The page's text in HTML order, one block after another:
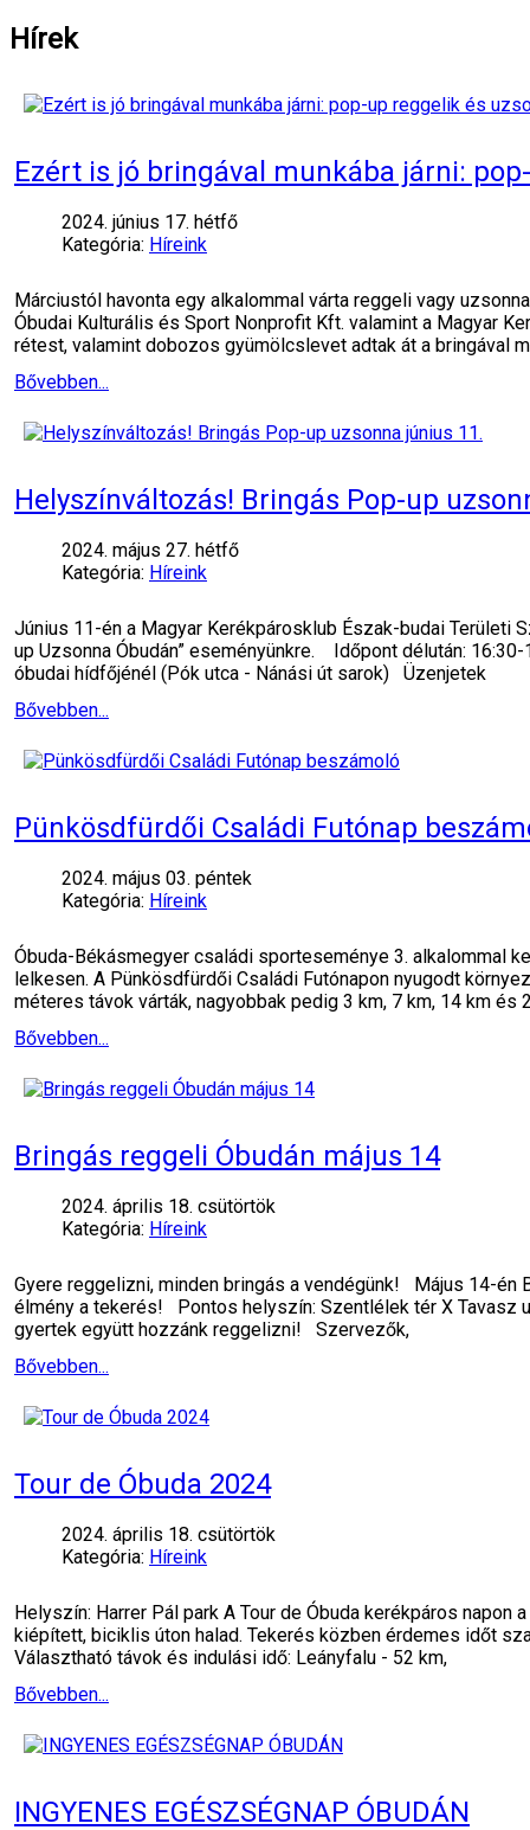
Hírek
Ezért is jó bringával munkába járni:
2024. június 17. hétfő
Kategória: Híreink
Márciustól havonta egy alkalommal várta reggeli vagy
Óbudai Kulturális és Sport Nonprofit Kft. valamint a Magyar
rétest, valamint dobozos gyümölcslevet adtak át a bringával
Bővebben...
Helyszínváltozás! Bringás Pop-up
2024. május 27. hétfő
Kategória: Híreink
Június 11-én a Magyar Kerékpárosklub Észak-budai Területi
up Uzsonna Óbudán” eseményünkre. Időpont délután:
óbudai hídfőjénél (Pók utca - Nánási út sarok) Üzenjetek
Bővebben...
Pünkösdfürdői Családi Futónap
2024. május 03. péntek
Kategória: Híreink
Óbuda-Békásmegyer családi sporteseménye 3. alkalommal
lelkesen. A Pünkösdfürdői Családi Futónapon nyugodt
méteres távok várták, nagyobbak pedig 3 km, 7 km, 14 km és
Bővebben...
Bringás reggeli Óbudán május 14
2024. április 18. csütörtök
Kategória: Híreink
Gyere reggelizni, minden bringás a vendégünk! Május 14-én
élmény a tekerés!️ Pontos helyszín: Szentlélek tér X Tavasz
gyertek együtt hozzánk reggelizni! Szervezők,
Bővebben...
Tour de Óbuda 2024
2024. április 18. csütörtök
Kategória: Híreink
Helyszín: Harrer Pál park A Tour de Óbuda kerékpáros
kiépített, biciklis úton halad. Tekerés közben érdemes időt
Választható távok és indulási idő: Leányfalu - 52 km,
Bővebben...
INGYENES EGÉSZSÉGNAP ÓBUDÁN